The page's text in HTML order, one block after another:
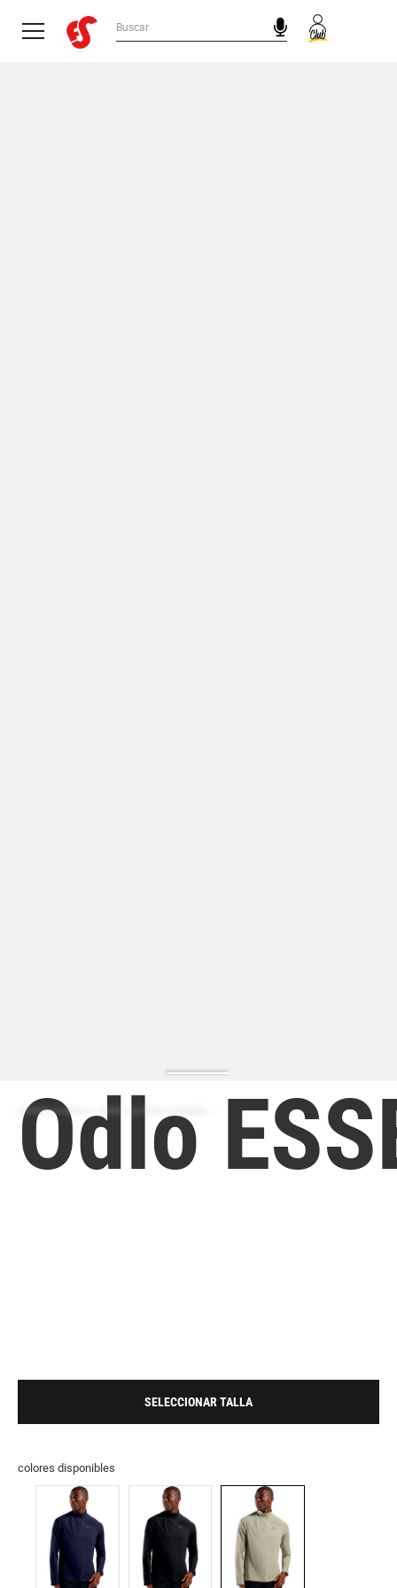
ZAPATILLA MODA | ZAPATILLA MODA HOMBRE
Odlo
SELECCIONAR TALLA
colores disponibles